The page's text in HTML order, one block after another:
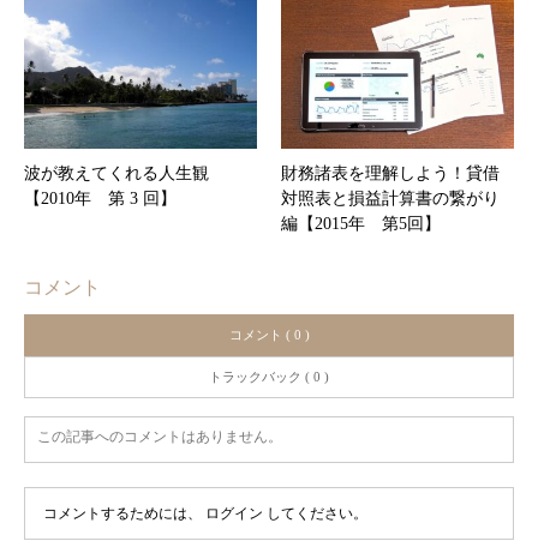
波が教えてくれる人生観
【2010年 第 3 回】
財務諸表を理解しよう！貸借
対照表と損益計算書の繋がり
編【2015年 第5回】
コメント
コメント ( 0 )
トラックバック ( 0 )
この記事へのコメントはありません。
コメントするためには、 ログイン してください。